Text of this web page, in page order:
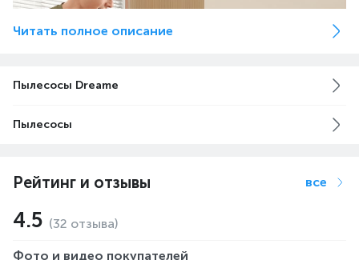
Читать полное описание
Пылесосы Dreame
Пылесосы
Рейтинг и отзывы все
4.5 (32 отзыва)
Фото и видео покупателей